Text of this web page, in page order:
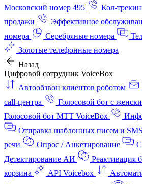
Московский номер 495
Кол-
продажи
Эффективное
номера
Серебряные номера
Золотые телефонные номера
Назад
Цифровой сотрудник VoiceBox
Автообзвон клиентов роботом
call-центра
Голосовой бот с
Голосовой бот МТТ VoiceBox
Отправка шаблонных писем и SMS
речи
Опрос / Анкетирование
Детектирование АИ
Реактивация
корзина
API Voicebox